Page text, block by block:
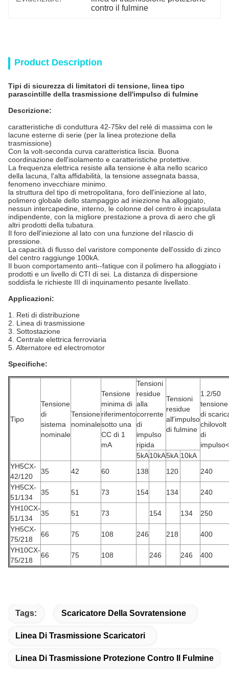
contro il fulmine
Product Description
Tipi di sicurezza di limitatori di tensione, linea tipo
parascintille della trasmissione dell'impulso di fulmine
Descrizione:
caratteristiche di conduttura 42-75kv del relé di massima con le
lacune esterne di serie (per la linea protezione della
trasmissione)
Con la volt-seconda curva caratteristica liscia. Buona
coordinazione dell'isolamento e caratteristiche protettive.
La frequenza elettrica resiste alla tensione è alta nello scarico
della lacuna, l'alta affidabilità, la tensione assegnata bassa,
fenomeno invecchiare minimo.
la struttura del tipo di metropolitana, foro dell'iniezione al lato,
polimero globale dello stampaggio ad iniezione ha alloggiato,
nessun intercapedine, interno, le colonne del centro è incapsulata
indipendente, con la migliore prestazione a prova di aero che gli
altri prodotti della tubatura.
Il foro dell'iniezione al lato con una funzione del rilascio di
pressione.
La capacità di flusso del varistore componente dell'ossido di zinco
del centro raggiunge 100kA.
Il buon comportamento anti--fatique con il polimero ha alloggiato i
prodotti e un livello di CTI di sei. La distanza di dispersione
soddisfa le richieste III di inquinamento pesante livellato.
Applicazioni:
1. Reti di distribuzione
2. Linea di trasmissione
3. Sottostazione
4. Centrale elettrica ferroviaria
5. Alternatore ed electromotor
Specifiche:
Tipo
Tensione
di
sistema
nominale
Tensione
nominale
Tensione
minima di
riferimento
sotto una
CC di 1
mA
Tensioni
residue
alla
corrente
di
impulso
ripida
Tensioni
residue
all'impulso
di fulmine
1.2/50
tensione
di
chilovolt
di
5kA10kA5kA 10kA
YH5CX-
42/120
35 42 60 138 120
240
YH5CX-
51/134
35 51 73 154 134
240
YH10CX-
51/134
35 51 73 154 134
250
YH5CX-
75/218
66 75 108 246 218
400
YH10CX-
75/218
66 75 108 246 246 400
Tags: Scaricatore Della Sovratensione
Linea Di Trasmissione Scaricatori
Linea Di Trasmissione Protezione Contro Il Fulmine